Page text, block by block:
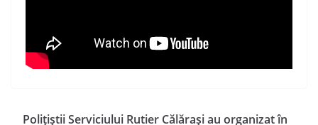
Poliţiştii Serviciului Rutier Călăraşi au organizat în